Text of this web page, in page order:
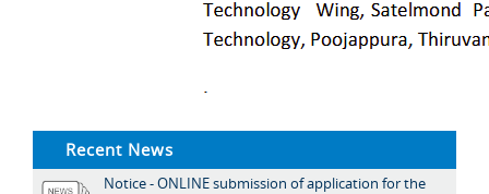
Recent News
Notice - ONLINE submission of application for the